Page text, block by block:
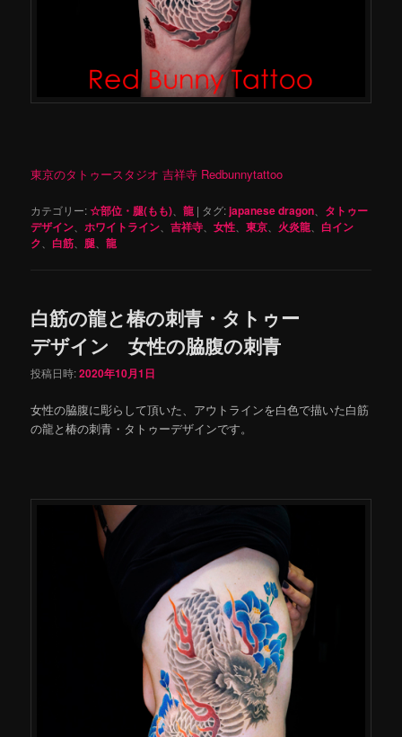
東京のタトゥースタジオ 吉祥寺 Redbunnytattoo
カテゴリー:☆部位・腿(もも) 、龍 | タグ:japanese dragon
タトゥー
デザイン 、ホワイトライン 、吉祥寺 、女性 、東京 火炎龍
白イン
ク
白筋 腿 、龍
白筋の龍と椿の刺青・タトゥー
デザイン 女性の脇腹の刺青
投稿日時:2020年10月1日
女性の脇腹に彫らして頂いた、アウトラインを白色で描いた白筋
の龍と椿の刺青・タトゥーデザインです。